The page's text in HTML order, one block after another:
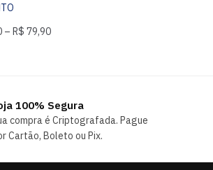
– R$ 79,90
100% Segura
compra é Criptografada. Pague
Cartão, Boleto ou Pix.